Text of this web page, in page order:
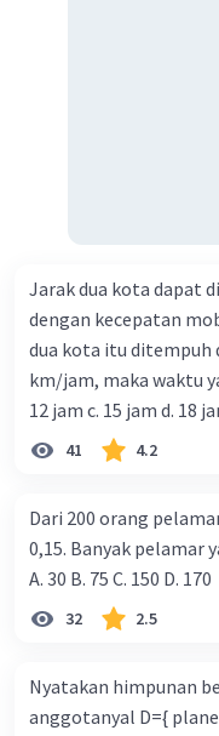
Jarak dua kota dapat
dengan kecepatan
dua kota itu ditempuh
km/jam, maka waktu yang
12 jam c. 15 jam d.
41 4.2
Dari 200 orang
0,15. Banyak pelamar
A. 30 B. 75 C. 150 D. 170
32 2.5
Nyatakan himpunan
anggotanyal D={